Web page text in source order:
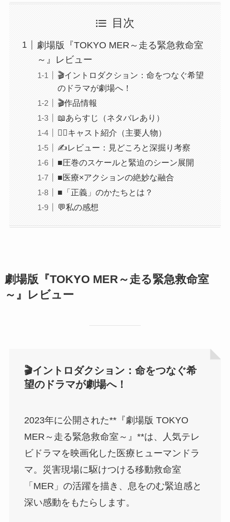
目次
劇場版『TOKYO MER～走る緊急救命室
～』レビュー
🎬イントロダクション：命をつなぐ希望
のドラマが劇場へ！
🎬作品情報
📖あらすじ（ネタバレあり）
👨‍⚕️キャスト紹介（主要人物）
✍レビュー：見どころと深掘り考察
■圧巻のスケールと緊迫のシーン展開
■医療×アクションの絶妙な融合
■「正義」のかたちとは？
💬私の感想
劇場版『TOKYO MER～走る緊急救命室
～』レビュー
🎬イントロダクション：命をつなぐ希
望のドラマが劇場へ！
2023年に公開された**『劇場版 TOKYO
MER～走る緊急救命室～』**は、人気テレ
ビドラマを映画化した医療ヒューマンドラ
マ。災害現場に駆けつける移動救命室
「MER」の活躍を描き、息をのむ緊迫感と
深い感動をもたらします。